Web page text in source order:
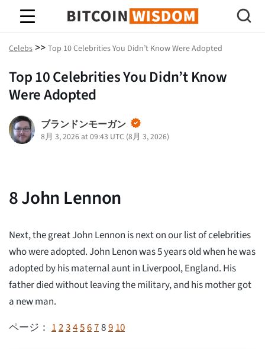
ビットコインの知恵
Celebs >> Top 10 Celebrities You Didn’t Know Were Adopted
Top 10 Celebrities You Didn’t Know
Were Adopted
ブランドンモーガン
8月 3, 2026 at 09:43 UTC (8月 3, 2026)
8John Lennon
Next, the great John Lennon is next on our list of celebrities
who were adopted. John Lenon was 5 years old when he was
adopted by his maternal aunt in Liverpool, England. His
father died without leaving the military, and his mother got
a new man.
ページ： 12345678910